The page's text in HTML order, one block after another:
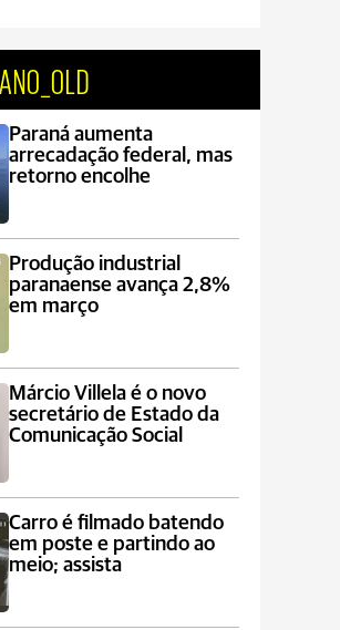
Paraná aumenta
arrecadação federal, mas
retorno encolhe
Produção industrial
paranaense avança 2,8%
em março
Márcio Villela é o novo
secretário de Estado da
Comunicação Social
Carro é filmado batendo
em poste e partindo ao
meio; assista